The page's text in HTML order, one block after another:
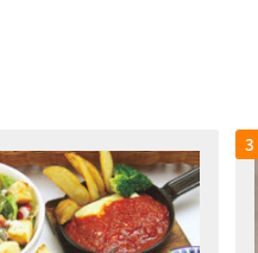
3